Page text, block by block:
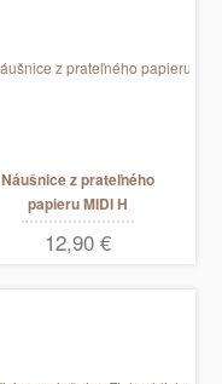
Náušnice z prateľného
papieru MIDI H
12,90 €